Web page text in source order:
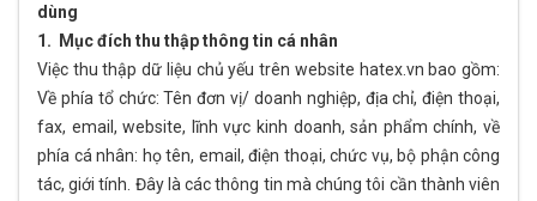
dùng
1. Mục đích thu thập thông tin cá nhân
Việc thu thập dữ liệu chủ yếu trên website hatex.vn bao gồm:
Về phía tổ chức: Tên đơn vị/ doanh nghiệp, địa chỉ, điện thoại,
fax, email, website, lĩnh vực kinh doanh, sản phẩm chính, về
phía cá nhân: họ tên, email, điện thoại, chức vụ, bộ phận công
tác, giới tính. Đây là các thông tin mà chúng tôi cần thành viên